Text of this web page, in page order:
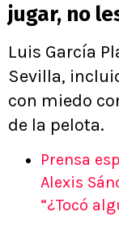
jugar, no
Luis García
Sevilla,
con miedo
de la pelota.
Prensa
Alexis
“¿Tocó